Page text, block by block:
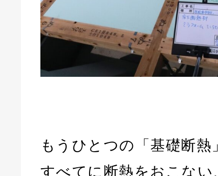
もうひとつの「基礎断熱
すべてに断熱をおこない